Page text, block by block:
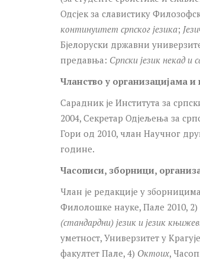
Одсјек за славистику
континуитет српског језика;
Бјелоруски државни
предавња: Српски језик некад и
Чланство у организацијама и
Сарадник је Института за
2004, Секретар Одјељења за
Гори од 2010, члан Научног
године.
Часописи, зборници,
Члан је редакције у
Филолошке науке, Пале 2010,
(стандардни) језик и језик
уметност, Универзитет у
факултет Пале, 4) Октоих,